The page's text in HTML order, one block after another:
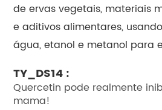
de ervas vegetais, materiais
e aditivos alimentares,
água, etanol e metanol para
TY_DS14 :
Quercetin pode realmente
mama!